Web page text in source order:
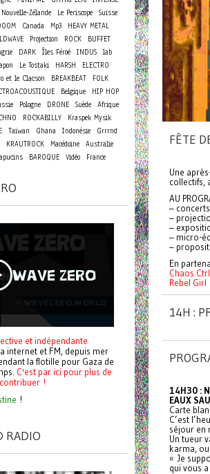
FÊTE
Une
collectifs,
AU
–
–
–
– micro-
–
En
Chaos
Rebel Girl
14H :
14H30 :
EAUX
Carte
C’est
séjour en
Un tueur
karma,
« Je
qui vous
Nouvelle-Zélande Le Periscope Suisse
Canada Mp3
HEAVY METAL
Projection ROCK
BUFFET
DARK Îles Féroé INDUS
lab
Le Tostaki HARSH
ELECTRO
et le Clacson
BREAKBEAT
FOLK
Belgique
HIP HOP
Pologne DRONE Suède Afrique
ROCKABILLY
Kraspek Mysik
Taiwan Ghana Indonésie
Grrrnd
KRAUTROCK Macédoine
Australie
BAROQUE Vidéo France
et indépendante
internet et FM, depuis mer
la flotille pour Gaza de
C'est par ici pour plus de
!
!
RADIO